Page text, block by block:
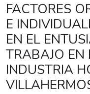
FACTORES
E
EN EL
TRABAJO EN
INDUSTRIA